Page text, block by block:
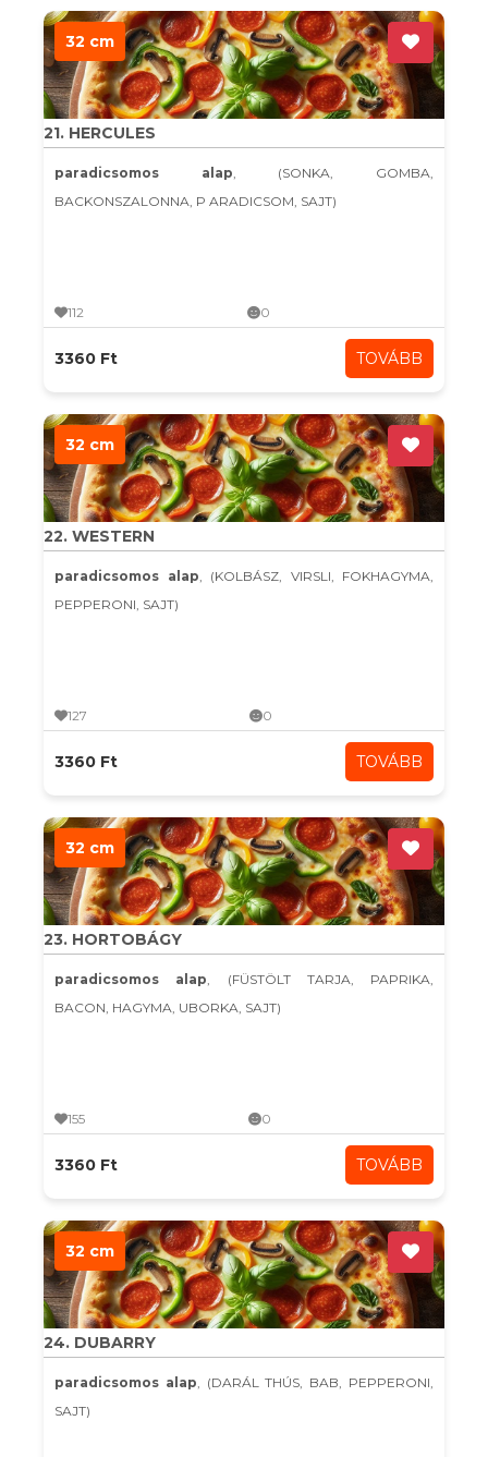
32 cm
21. HERCULES
paradicsomos alap, (SONKA, GOMBA,
BACKONSZALONNA, P ARADICSOM, SAJT)
112 0
3360 Ft TOVÁBB
32 cm
22. WESTERN
paradicsomos alap, (KOLBÁSZ, VIRSLI, FOKHAGYMA,
PEPPERONI, SAJT)
127 0
3360 Ft TOVÁBB
32 cm
23. HORTOBÁGY
paradicsomos alap, (FÜSTÖLT TARJA, PAPRIKA,
BACON, HAGYMA, UBORKA, SAJT)
155 0
3360 Ft TOVÁBB
32 cm
24. DUBARRY
paradicsomos alap, (DARÁL THÚS, BAB, PEPPERONI,
SAJT)